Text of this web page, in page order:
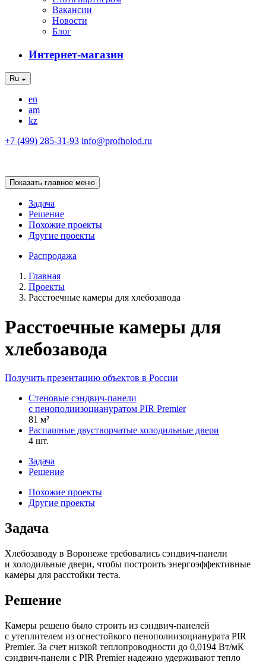
Вакансии
Новости
Блог
Интернет-магазин
Ru
en
am
kz
+7 (499) 285-31-93 info@profholod.ru
Показать главное меню
Задача
Решение
Похожие проекты
Другие проекты
Распродажа
Главная
Проекты
Расстоечные камеры для хлебозавода
Расстоечные камеры для
хлебозавода
Получить презентацию объектов в России
Стеновые сэндвич-панели
с пенополиизоциануратом PIR Premier
81 м²
Распашные двустворчатые холодильные двери
4 шт.
Задача
Решение
Похожие проекты
Другие проекты
Задача
Хлебозаводу в Воронеже требовались сэндвич-панели
и холодильные двери, чтобы построить энергоэффективные
камеры для расстойки теста.
Решение
Камеры решено было строить из сэндвич-панелей
с утеплителем из огнестойкого пенополиизоцианурата PIR
Premier. За счет низкой теплопроводности до 0,0194 Вт/мК
сэндвич-панели с PIR Premier надежно удерживают тепло